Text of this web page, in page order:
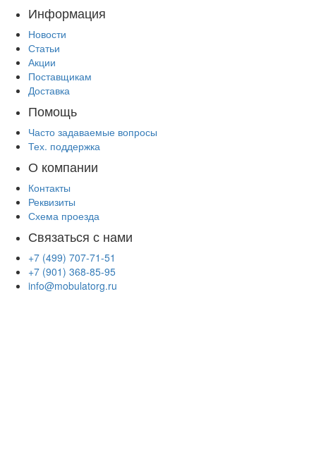
Информация
Новости
Статьи
Акции
Поставщикам
Доставка
Помощь
Часто задаваемые вопросы
Тех. поддержка
О компании
Контакты
Реквизиты
Схема проезда
Связаться с нами
+7 (499) 707-71-51
+7 (901) 368-85-95
info@mobulatorg.ru